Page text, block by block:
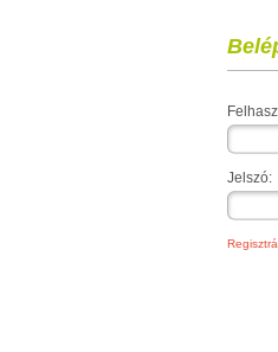
Jelszó: